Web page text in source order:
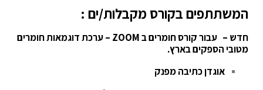
המשתתפים בקורס מקבלות/ים :
חדש – עבור קורס חומרים ב ZOOM – ערכת דוגמאות חומרים
מטובי הספקים בארץ.
אוגדן כתיבה מפנק